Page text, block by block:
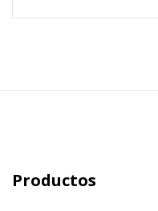
Productos